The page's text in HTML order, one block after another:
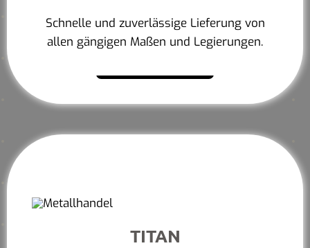
Schnelle und zuverlässige Lieferung von
allen gängigen Maßen und Legierungen.
TITAN